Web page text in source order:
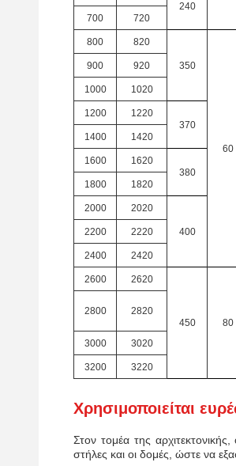
240
700 720
800 820
350
60
900 920
1000 1020
1200
1220
370
1400 1420
1600
1620
380
1800 1820
2000 2020
400
2200 2220
2400 2420
2600 2620
450 80
2800 2820
3000 3020
3200 3220
Χρησιμοποιείται
Στον τομέα της
στήλες και οι δομές, ώστε να